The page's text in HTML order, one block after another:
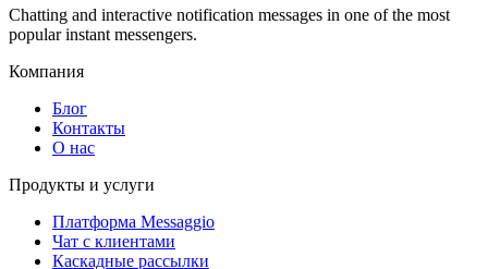
Chatting and interactive notification messages in one of the most
popular instant messengers.
Компания
Блог
Контакты
О нас
Продукты и услуги
Платформа Messaggio
Чат с клиентами
Каскадные рассылки